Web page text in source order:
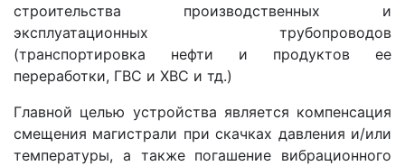
строительства производственных и
эксплуатационных трубопроводов
(транспортировка нефти и продуктов ее
переработки, ГВС и ХВС и тд.)
Главной целью устройства является компенсация
смещения магистрали при скачках давления и/или
температуры, а также погашение вибрационного